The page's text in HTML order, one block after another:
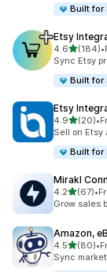
Built for
Etsy
4.6별 5개 중
(184)
총 리뷰 184개
•
Sync Etsy
Built for
Etsy
4.9별 5개 중
(20)
총 리뷰 20개
•
Sell on Etsy
Built for
Mirakl
4.2별 5개 중
(67)
총 리뷰 67개
•
Grow sales
Amazon,
4.5별 5개 중
(80)
총 리뷰 80개
•
Sync